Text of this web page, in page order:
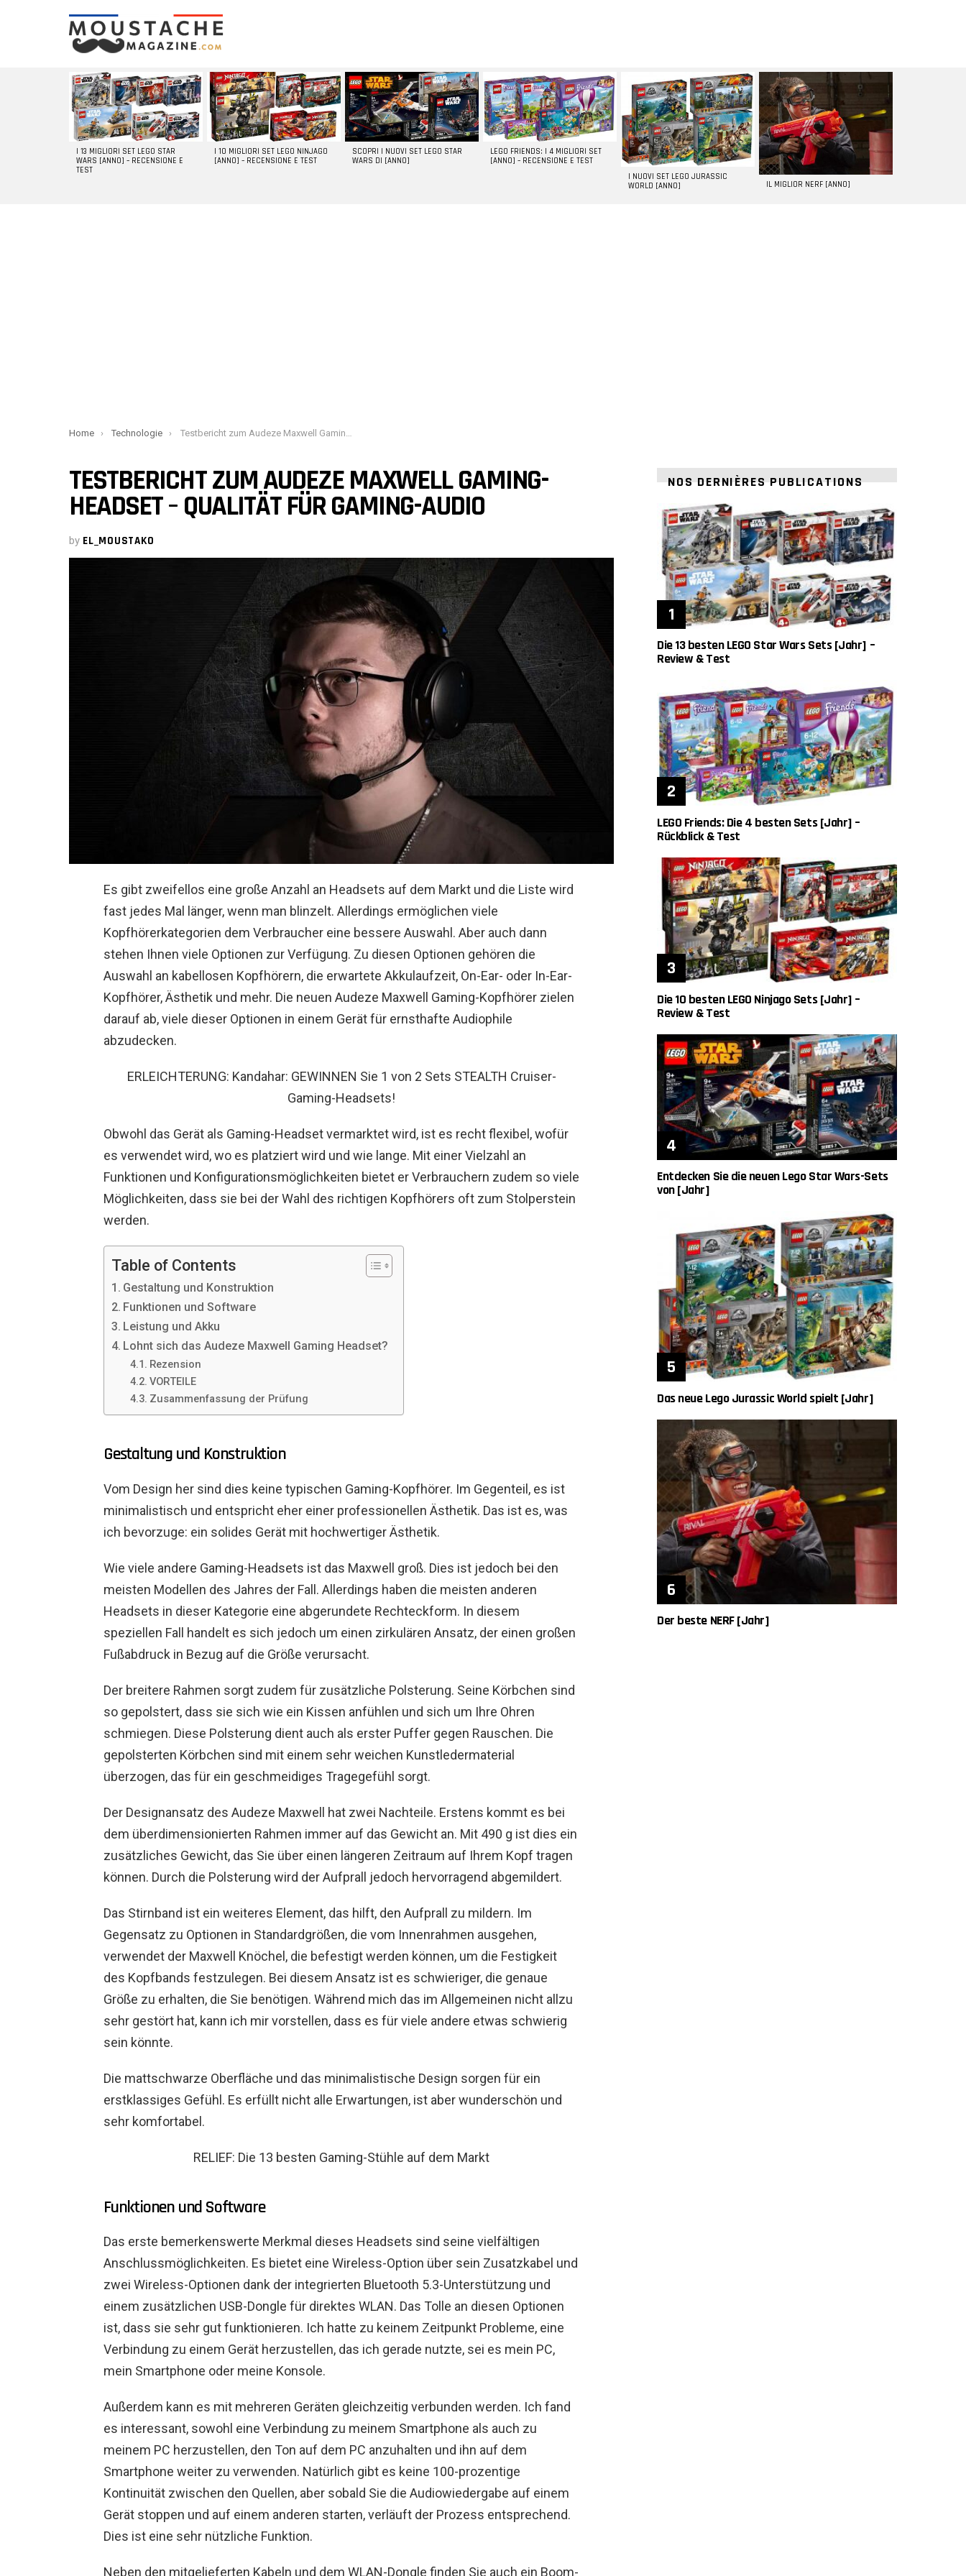
LATEST
STORIES
I 13 MIGLIORI SET LEGO STAR
WARS [ANNO] – RECENSIONE E
TEST
I 10 MIGLIORI SET LEGO NINJAGO
[ANNO] – RECENSIONE E TEST
SCOPRI I NUOVI SET LEGO STAR
WARS DI [ANNO]
LEGO FRIENDS: I 4 MIGLIORI SET
[ANNO] – RECENSIONE E TEST
I NUOVI SET LEGO JURASSIC
WORLD [ANNO]
IL MIGLIOR NERF [ANNO]
You are here:
Home Technologie Testbericht zum Audeze Maxwell Gaming-Headset – Qualität für Gaming-Audio
TESTBERICHT ZUM AUDEZE MAXWELL GAMING-
HEADSET – QUALITÄT FÜR GAMING-AUDIO
by EL_MOUSTAKO
Es gibt zweifellos eine große Anzahl an Headsets auf dem Markt und die Liste wird
fast jedes Mal länger, wenn man blinzelt. Allerdings ermöglichen viele
Kopfhörerkategorien dem Verbraucher eine bessere Auswahl. Aber auch dann
stehen Ihnen viele Optionen zur Verfügung. Zu diesen Optionen gehören die
Auswahl an kabellosen Kopfhörern, die erwartete Akkulaufzeit, On-Ear- oder In-Ear-
Kopfhörer, Ästhetik und mehr. Die neuen Audeze Maxwell Gaming-Kopfhörer zielen
darauf ab, viele dieser Optionen in einem Gerät für ernsthafte Audiophile
abzudecken.
ERLEICHTERUNG: Kandahar: GEWINNEN Sie 1 von 2 Sets STEALTH Cruiser-
Gaming-Headsets!
Obwohl das Gerät als Gaming-Headset vermarktet wird, ist es recht flexibel, wofür
es verwendet wird, wo es platziert wird und wie lange. Mit einer Vielzahl an
Funktionen und Konfigurationsmöglichkeiten bietet er Verbrauchern zudem so viele
Möglichkeiten, dass sie bei der Wahl des richtigen Kopfhörers oft zum Stolperstein
werden.
Table of Contents
Gestaltung und Konstruktion
Funktionen und Software
Leistung und Akku
Lohnt sich das Audeze Maxwell Gaming Headset?
Rezension
VORTEILE
Zusammenfassung der Prüfung
Gestaltung und Konstruktion
Vom Design her sind dies keine typischen Gaming-Kopfhörer. Im Gegenteil, es ist
minimalistisch und entspricht eher einer professionellen Ästhetik. Das ist es, was
ich bevorzuge: ein solides Gerät mit hochwertiger Ästhetik.
Wie viele andere Gaming-Headsets ist das Maxwell groß. Dies ist jedoch bei den
meisten Modellen des Jahres der Fall. Allerdings haben die meisten anderen
Headsets in dieser Kategorie eine abgerundete Rechteckform. In diesem
speziellen Fall handelt es sich jedoch um einen zirkulären Ansatz, der einen großen
Fußabdruck in Bezug auf die Größe verursacht.
Der breitere Rahmen sorgt zudem für zusätzliche Polsterung. Seine Körbchen sind
so gepolstert, dass sie sich wie ein Kissen anfühlen und sich um Ihre Ohren
schmiegen. Diese Polsterung dient auch als erster Puffer gegen Rauschen. Die
gepolsterten Körbchen sind mit einem sehr weichen Kunstledermaterial
überzogen, das für ein geschmeidiges Tragegefühl sorgt.
Der Designansatz des Audeze Maxwell hat zwei Nachteile. Erstens kommt es bei
dem überdimensionierten Rahmen immer auf das Gewicht an. Mit 490 g ist dies ein
zusätzliches Gewicht, das Sie über einen längeren Zeitraum auf Ihrem Kopf tragen
können. Durch die Polsterung wird der Aufprall jedoch hervorragend abgemildert.
Das Stirnband ist ein weiteres Element, das hilft, den Aufprall zu mildern. Im
Gegensatz zu Optionen in Standardgrößen, die vom Innenrahmen ausgehen,
verwendet der Maxwell Knöchel, die befestigt werden können, um die Festigkeit
des Kopfbands festzulegen. Bei diesem Ansatz ist es schwieriger, die genaue
Größe zu erhalten, die Sie benötigen. Während mich das im Allgemeinen nicht allzu
sehr gestört hat, kann ich mir vorstellen, dass es für viele andere etwas schwierig
sein könnte.
Die mattschwarze Oberfläche und das minimalistische Design sorgen für ein
erstklassiges Gefühl. Es erfüllt nicht alle Erwartungen, ist aber wunderschön und
sehr komfortabel.
RELIEF: Die 13 besten Gaming-Stühle auf dem Markt
Funktionen und Software
Das erste bemerkenswerte Merkmal dieses Headsets sind seine vielfältigen
Anschlussmöglichkeiten. Es bietet eine Wireless-Option über sein Zusatzkabel und
zwei Wireless-Optionen dank der integrierten Bluetooth 5.3-Unterstützung und
einem zusätzlichen USB-Dongle für direktes WLAN. Das Tolle an diesen Optionen
ist, dass sie sehr gut funktionieren. Ich hatte zu keinem Zeitpunkt Probleme, eine
Verbindung zu einem Gerät herzustellen, das ich gerade nutzte, sei es mein PC,
mein Smartphone oder meine Konsole.
Außerdem kann es mit mehreren Geräten gleichzeitig verbunden werden. Ich fand
es interessant, sowohl eine Verbindung zu meinem Smartphone als auch zu
meinem PC herzustellen, den Ton auf dem PC anzuhalten und ihn auf dem
Smartphone weiter zu verwenden. Natürlich gibt es keine 100-prozentige
Kontinuität zwischen den Quellen, aber sobald Sie die Audiowiedergabe auf einem
Gerät stoppen und auf einem anderen starten, verläuft der Prozess entsprechend.
Dies ist eine sehr nützliche Funktion.
Neben den mitgelieferten Kabeln und dem WLAN-Dongle finden Sie auch ein Boom-
NOS DERNIÈRES PUBLICATIONS
Die 13 besten LEGO Star Wars Sets [Jahr] –
Review & Test
LEGO Friends: Die 4 besten Sets [Jahr] –
Rückblick & Test
Die 10 besten LEGO Ninjago Sets [Jahr] –
Review & Test
Entdecken Sie die neuen Lego Star Wars-Sets
von [Jahr]
Das neue Lego Jurassic World spielt [Jahr]
Der beste NERF [Jahr]